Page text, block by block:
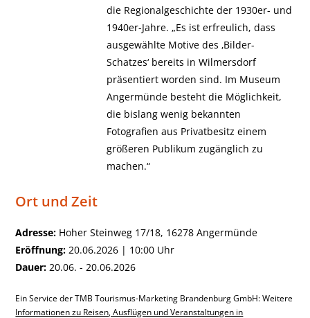
die Regionalgeschichte der 1930er- und
1940er-Jahre. „Es ist erfreulich, dass
ausgewählte Motive des ‚Bilder-
Schatzes‘ bereits in Wilmersdorf
präsentiert worden sind. Im Museum
Angermünde besteht die Möglichkeit,
die bislang wenig bekannten
Fotografien aus Privatbesitz einem
größeren Publikum zugänglich zu
machen.“
Ort und Zeit
Adresse: Hoher Steinweg 17/18, 16278 Angermünde
Eröffnung: 20.06.2026 | 10:00 Uhr
Dauer: 20.06. - 20.06.2026
Ein Service der TMB Tourismus-Marketing Brandenburg GmbH: Weitere
Informationen zu Reisen, Ausflügen und Veranstaltungen in